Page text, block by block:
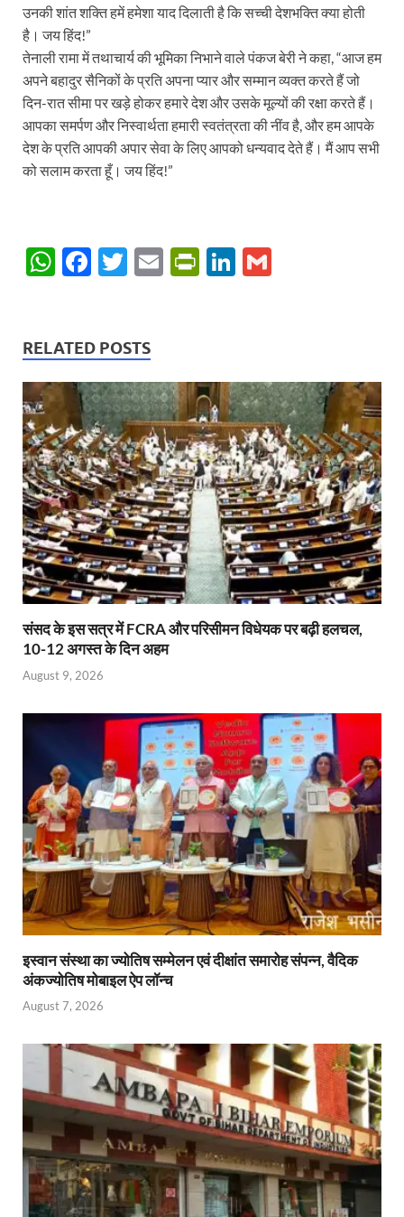
उनकी शांत शक्ति हमें हमेशा याद दिलाती है कि सच्ची देशभक्ति क्या होती
है। जय हिंद!”
तेनाली रामा में तथाचार्य की भूमिका निभाने वाले पंकज बेरी ने कहा, “आज हम
अपने बहादुर सैनिकों के प्रति अपना प्यार और सम्मान व्यक्त करते हैं जो
दिन-रात सीमा पर खड़े होकर हमारे देश और उसके मूल्यों की रक्षा करते हैं।
आपका समर्पण और निस्वार्थता हमारी स्वतंत्रता की नींव है, और हम आपके
देश के प्रति आपकी अपार सेवा के लिए आपको धन्यवाद देते हैं। मैं आप सभी
को सलाम करता हूँ। जय हिंद!”
W
s
A
p
p
F
b
o
o
k
T
er
E
P
ie
n
dl
y
Li
dI
n
RELATED POSTS
संसद के इस सत्र में FCRA और परिसीमन विधेयक पर बढ़ी हलचल,
10-12 अगस्त के दिन अहम
August 9, 2026
इस्वान संस्था का ज्योतिष सम्मेलन एवं दीक्षांत समारोह संपन्न, वैदिक
अंकज्योतिष मोबाइल ऐप लॉन्च
August 7, 2026